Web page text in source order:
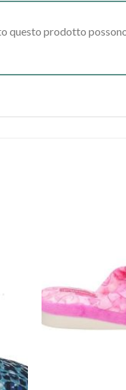
questo prodotto